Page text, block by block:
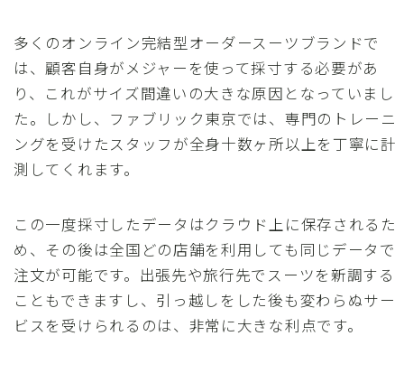
多くのオンライン完結型オーダースーツブランドで
は、顧客自身がメジャーを使って採寸する必要があ
り、これがサイズ間違いの大きな原因となっていまし
た。しかし、ファブリック東京では、専門のトレーニ
ングを受けたスタッフが全身十数ヶ所以上を丁寧に計
測してくれます。
この一度採寸したデータはクラウド上に保存されるた
め、その後は全国どの店舗を利用しても同じデータで
注文が可能です。出張先や旅行先でスーツを新調する
こともできますし、引っ越しをした後も変わらぬサー
ビスを受けられるのは、非常に大きな利点です。